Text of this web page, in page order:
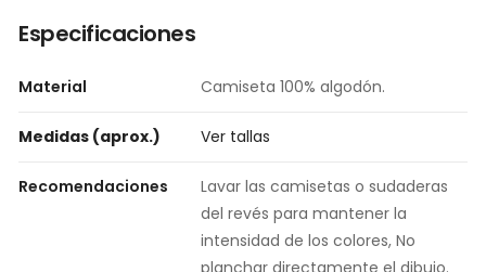
Especificaciones
Material Camiseta 100% algodón.
Medidas (aprox.) Ver tallas
Recomendaciones
Lavar las camisetas o sudaderas
del revés para mantener la
intensidad de los colores, No
planchar directamente el dibujo.